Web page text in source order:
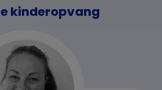
kinderopvang